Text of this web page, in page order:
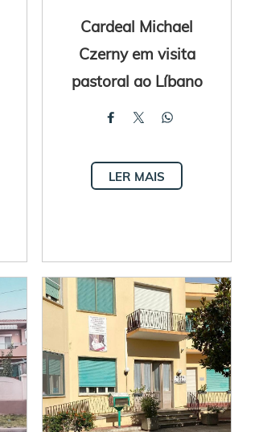
Cardeal Michael
Czerny em visita
pastoral ao Líbano
LER MAIS